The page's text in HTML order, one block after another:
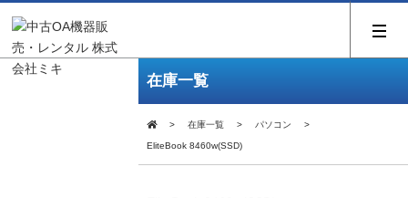
在庫一覧
在庫一覧 パソコン
EliteBook 8460w(SSD)